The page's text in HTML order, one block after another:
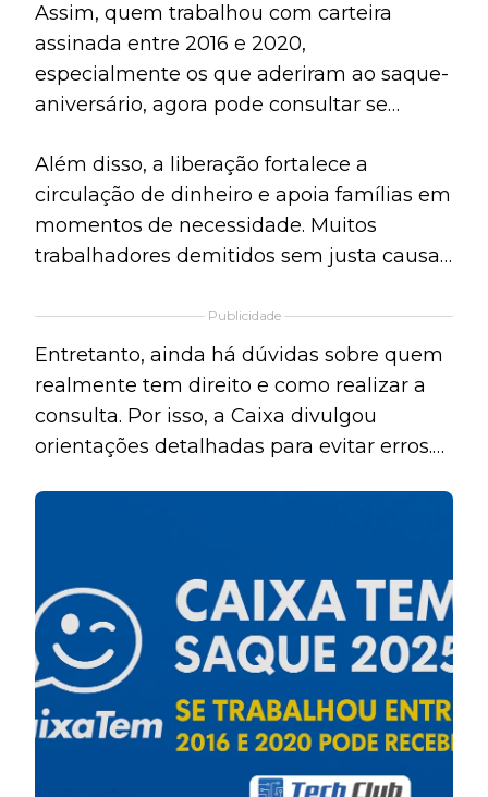
ampliam as possibilidades de saque.
Assim, quem trabalhou com carteira
assinada entre 2016 e 2020,
especialmente os que aderiram ao saque-
aniversário, agora pode consultar se
medida corrige restrições anteriores e
devolve a chance de usar recursos que
estavam bloqueados.
Além disso, a liberação fortalece a
circulação de dinheiro e apoia famílias em
momentos de necessidade. Muitos
trabalhadores demitidos sem justa causa,
agora contam com uma alternativa
concreta. Portanto, a mudança traz alívio
financeiro e aumenta o poder de compra
em um cenário econômico instável.
Publicidade
Entretanto, ainda há dúvidas sobre quem
realmente tem direito e como realizar a
consulta. Por isso, a Caixa divulgou
orientações detalhadas para evitar erros.